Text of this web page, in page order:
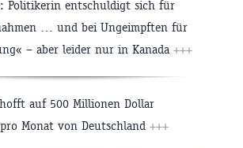
Politikerin entschuldigt sich für
… und bei Ungeimpften für
– aber leider nur in Kanada +++
auf 500 Millionen Dollar
Monat von Deutschland +++